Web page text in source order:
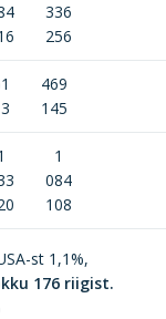
336
256
469
145
1
084
108
st 1,1%,
176 riigist.